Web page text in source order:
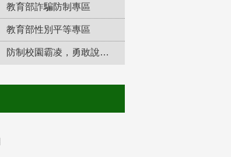
教育部詐騙防制專區
教育部性別平等專區
防制校園霸凌，勇敢說出來！